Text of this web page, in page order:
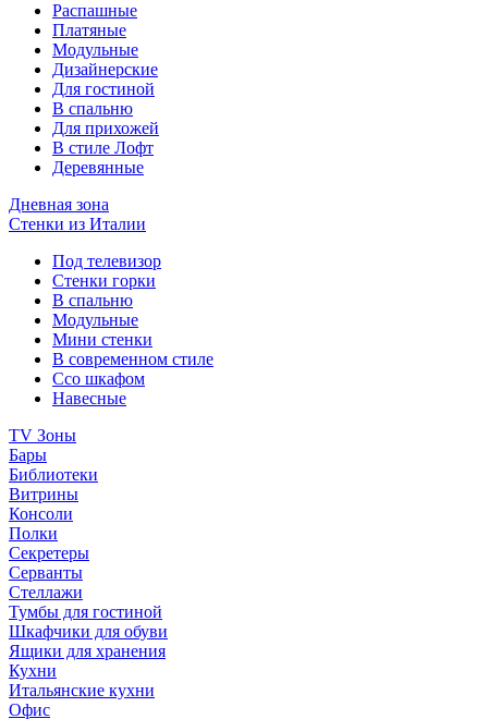
Распашные
Платяные
Модульные
Дизайнерские
Для гостиной
В спальню
Для прихожей
В стиле Лофт
Деревянные
Дневная зона
Стенки из Италии
Под телевизор
Стенки горки
В спальню
Модульные
Мини стенки
В современном стиле
Ссо шкафом
Навесные
TV Зоны
Бары
Библиотеки
Витрины
Консоли
Полки
Секретеры
Серванты
Стеллажи
Тумбы для гостиной
Шкафчики для обуви
Ящики для хранения
Кухни
Итальянские кухни
Офис